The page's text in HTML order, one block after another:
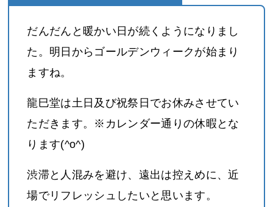
だんだんと暖かい日が続くようになりまし
た。明日からゴールデンウィークが始まり
ますね。
龍巳堂は土日及び祝祭日でお休みさせてい
ただきます。※カレンダー通りの休暇とな
ります(^o^)
渋滞と人混みを避け、遠出は控えめに、近
場でリフレッシュしたいと思います。